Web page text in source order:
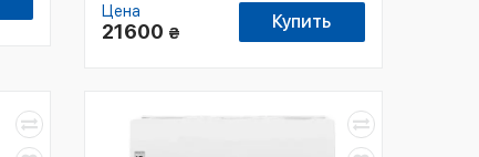
Цена
21600 ₴
Купить